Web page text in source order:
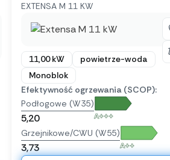
EXTENSA M 11 KW
11,00 kW
powietrze-woda
Monoblok
Efektywność ogrzewania (SCOP):
Podłogowe (W35)
5,20 A+++
Grzejnikowe/CWU (W55)
3,73 A++